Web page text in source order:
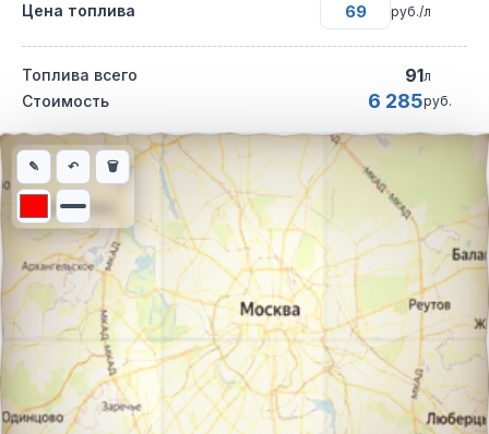
Цена топлива руб./л
Топлива всего 91л
Стоимость 6 285руб.
Интерактивная карта автомобильного маршрута из города
✎ ↶ 🗑